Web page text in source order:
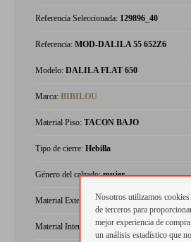
Referencia Seleccionada: 129896_40
Referencia: MOD-DALILA 55 652Z6
Modelo: DALILA FLAT 650
Marca: BIBILOU
Material Piso: TACON BAJO
Tipo de cierre: Hebilla
Género del calzado:mujer
Material Exterior:textil
Material Interior: piel
Nosotros utilizamos
de terceros para
mejor experiencia de
un análisis estadístico que